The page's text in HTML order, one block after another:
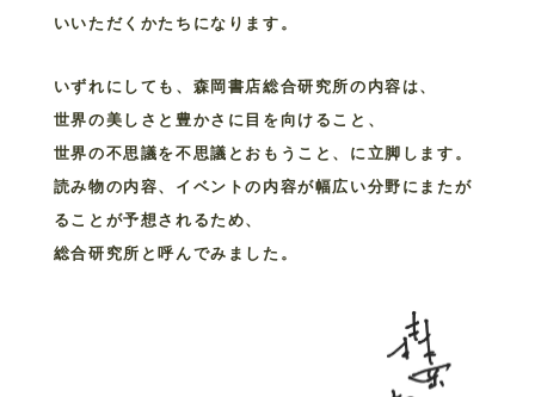
いいただくかたちになります。
いずれにしても、森岡書店総合研究所の内容は、
世界の美しさと豊かさに目を向けること、
世界の不思議を不思議とおもうこと、に立脚します。
読み物の内容、イベントの内容が幅広い分野にまたが
ることが予想されるため、
総合研究所と呼んでみました。